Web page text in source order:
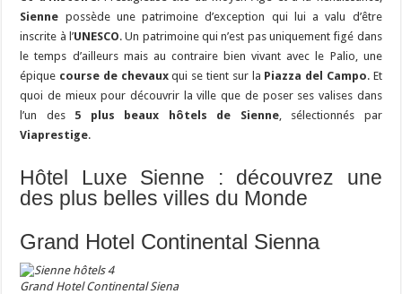
Sienne possède une patrimoine d’exception qui lui a valu d’être
inscrite à l’UNESCO. Un patrimoine qui n’est pas uniquement figé dans
le temps d’ailleurs mais au contraire bien vivant avec le Palio, une
épique course de chevauxqui se tient sur la Piazza del Campo. Et
quoi de mieux pour découvrir la ville que de poser ses valises dans
l’un des 5 plus beaux hôtels de Sienne, sélectionnés par
Viaprestige.
Hôtel Luxe Sienne : découvrez une
des plus belles villes du Monde
Grand Hotel Continental Sienna
Grand Hotel Continental Siena